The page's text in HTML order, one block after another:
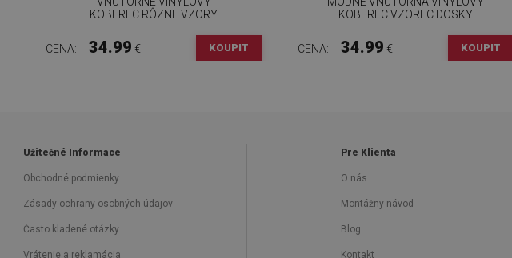
KOBEREC RÔZNE VZORY
CENA: 34.99 € KOUPIT
KOBEREC VZOREC DOSKY
CENA: 34.99 € KOUPIT
Užitečné Informace
Obchodné podmienky
Zásady ochrany osobných údajov
Často kladené otázky
Vrátenie a reklamácia
Pre Klienta
O nás
Montážny návod
Blog
Kontakt